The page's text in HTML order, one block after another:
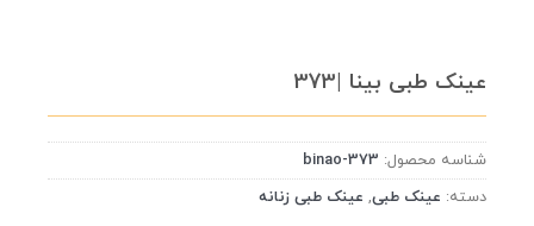
عینک طبی بینا |373
شناسه محصول: binao-373
دسته: عینک طبی, عینک طبی زنانه